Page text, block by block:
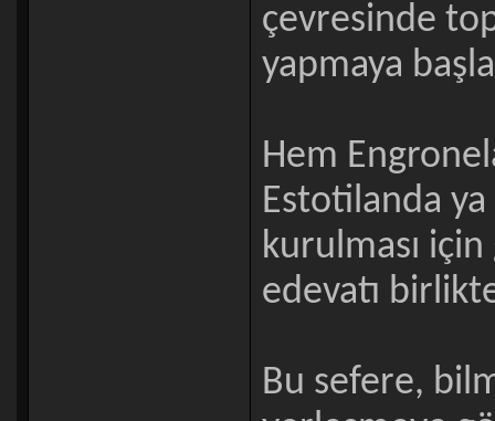
çevresinde
yapmaya
Hem
Estotilanda
kurulması
edevatı
Bu sefere,